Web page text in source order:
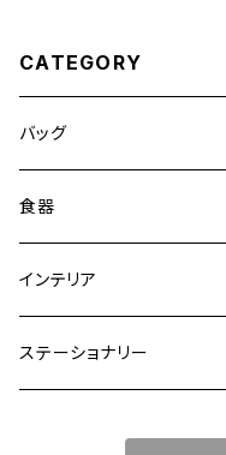
CATEGORY
バッグ
トートバッグ
ショルダーバッグ
ワンハンドルバッグ
食器
大皿
中皿
インテリア
花瓶・フラワーベース
ステーショナリー